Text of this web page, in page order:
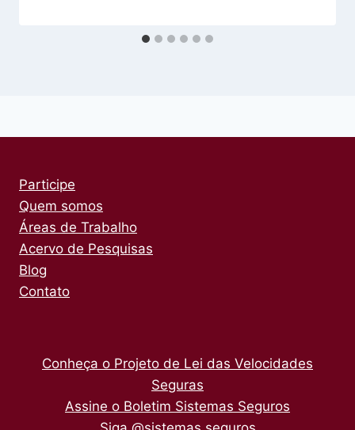
Participe
Quem somos
Áreas de Trabalho
Acervo de Pesquisas
Blog
Contato
Conheça o Projeto de Lei das Velocidades
Seguras
Assine o Boletim Sistemas Seguros